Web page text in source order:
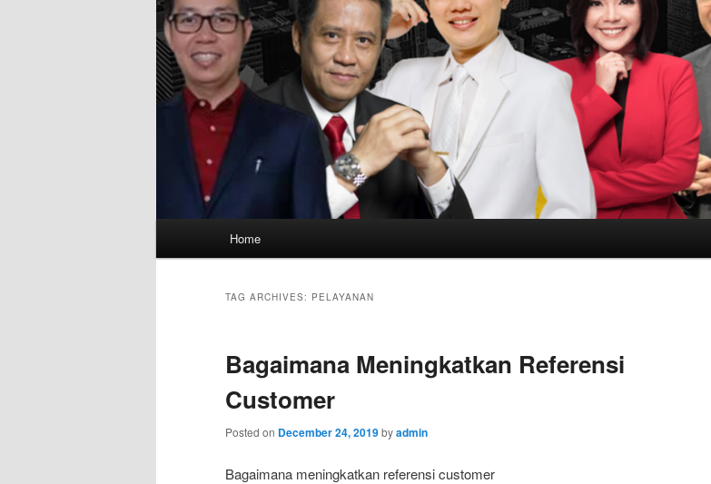
Home
TAG ARCHIVES: PELAYANAN
Bagaimana Meningkatkan Referensi
Customer
Posted on December 24, 2019byadmin
Bagaimana meningkatkan referensi customer